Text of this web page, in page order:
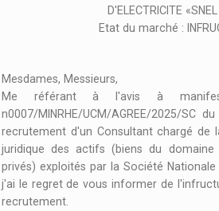
D'ELECTRICITE
Etat du marché :
Mesdames, Messieurs,
Me référant à l'avis à
n0007/MINRHE/UCM/AGREE/2025/SC
recrutement d'un Consultant chargé de
juridique des actifs (biens du
privés) exploités par la Société Nationale
j'ai le regret de vous informer de
recrutement.